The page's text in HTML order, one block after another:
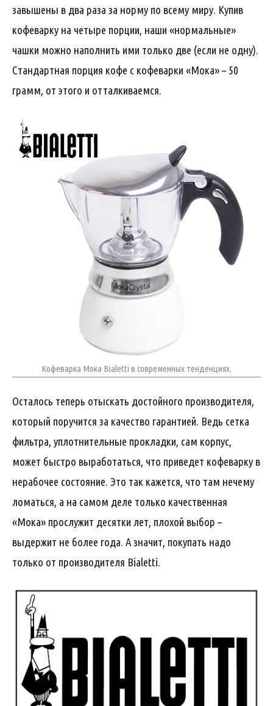
завышены в два раза за норму по всему миру. Купив
кофеварку на четыре порции, наши «нормальные»
чашки можно наполнить ими только две (если не одну).
Стандартная порция кофе с кофеварки «Мока» – 50
грамм, от этого и отталкиваемся.
Кофеварка Мока Bialetti в современных тенденциях.
Осталось теперь отыскать достойного производителя,
который поручится за качество гарантией. Ведь сетка
фильтра, уплотнительные прокладки, сам корпус,
может быстро выработаться, что приведет кофеварку в
нерабочее состояние. Это так кажется, что там нечему
ломаться, а на самом деле только качественная
«Мока» прослужит десятки лет, плохой выбор –
выдержит не более года. А значит, покупать надо
только от производителя Bialetti.